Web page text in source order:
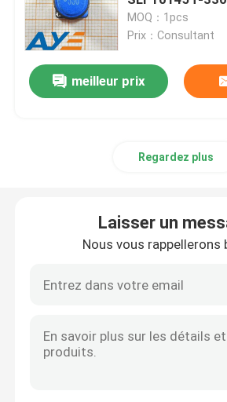
Transistor de diode d'IC
Support de batterie de bouton
Smd Chip Resistor
Crystal Oscillator SMD
Dispositif photoélectrique
MOQ：1pcs
Prix：Consultant
meilleur prix
Regardez plus
Laisser un
Nous vous rappellerons